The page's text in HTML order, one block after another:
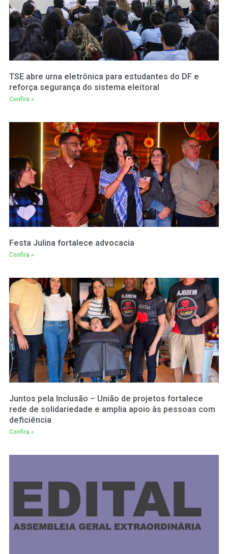
TSE abre urna eletrônica para estudantes do DF e
reforça segurança do sistema eleitoral
Confira »
Festa Julina fortalece advocacia
Confira »
Juntos pela Inclusão – União de projetos fortalece
rede de solidariedade e amplia apoio às pessoas com
deficiência
Confira »